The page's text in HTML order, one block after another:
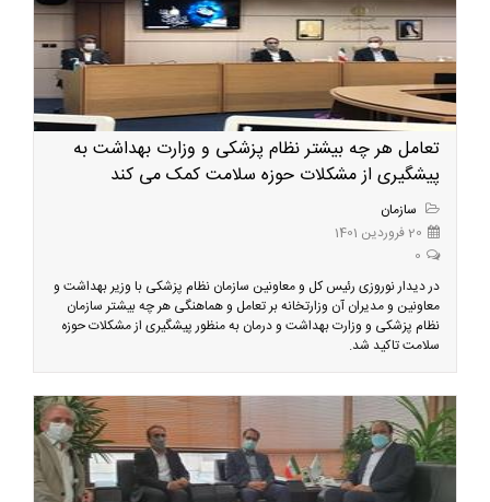
تعامل هر چه بیشتر نظام پزشکی و وزارت بهداشت به
پیشگیری از مشکلات حوزه سلامت کمک می کند
سازمان
20 فروردین 1401
0
در دیدار نوروزی رئیس کل و معاونین سازمان نظام پزشکی با وزیر بهداشت و
معاونین و مدیران آن وزارتخانه بر تعامل و هماهنگی هر چه بیشتر سازمان
نظام پزشکی و وزارت بهداشت و درمان به منظور پیشگیری از مشکلات حوزه
سلامت تاکید شد.